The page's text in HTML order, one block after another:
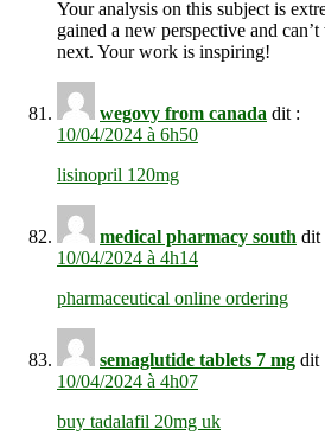
Your analysis on this subject is
gained a new perspective and
next. Your work is inspiring!
wegovy from canada dit :
10/04/2024 à 6h50
lisinopril 120mg
medical pharmacy south dit
10/04/2024 à 4h14
pharmaceutical online ordering
semaglutide tablets 7 mg dit
10/04/2024 à 4h07
buy tadalafil 20mg uk